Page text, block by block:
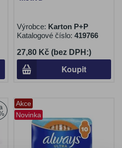
Výrobce: Karton P+P
Katalogové číslo: 419766
27,80 Kč (bez DPH:)
Koupit
Akce
Novinka